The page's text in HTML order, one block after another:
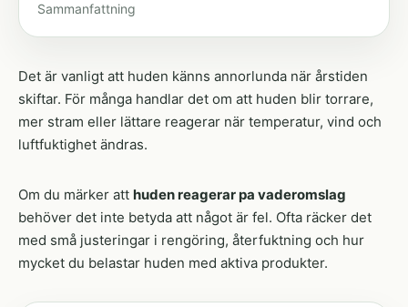
Sammanfattning
Det är vanligt att huden känns annorlunda när årstiden
skiftar. För många handlar det om att huden blir torrare,
mer stram eller lättare reagerar när temperatur, vind och
luftfuktighet ändras.
Om du märker att huden reagerar pa vaderomslag
behöver det inte betyda att något är fel. Ofta räcker det
med små justeringar i rengöring, återfuktning och hur
mycket du belastar huden med aktiva produkter.